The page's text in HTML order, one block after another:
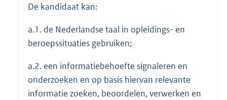
De kandidaat kan:
a.1. de Nederlandse taal in opleidings- en
beroepssituaties gebruiken;
a.2. een informatiebehoefte signaleren en
onderzoeken en op basis hiervan relevante
informatie zoeken, beoordelen, verwerken en